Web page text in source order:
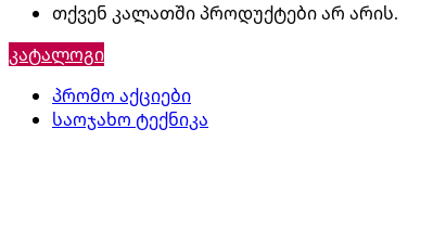
თქვენ კალათში პროდუქტები არ არის.
კატალოგი
პრომო აქციები
საოჯახო ტექნიკა